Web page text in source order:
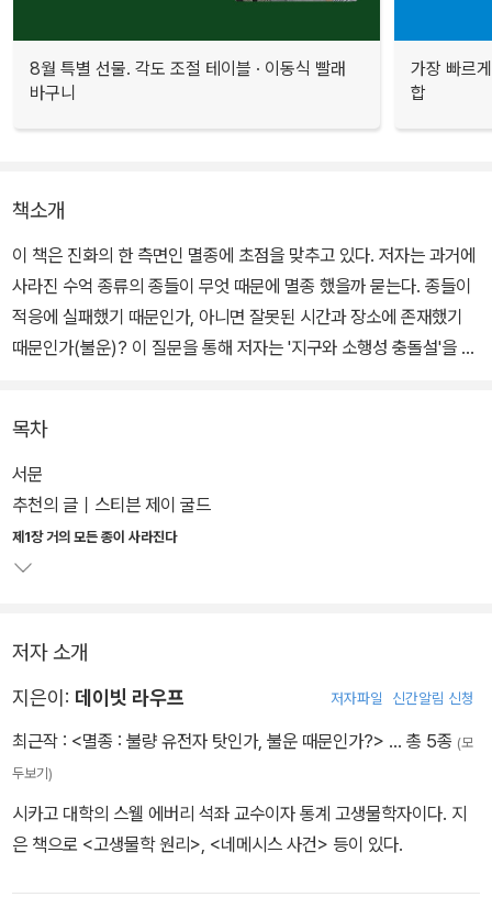
8월 특별 선물. 각도 조절 테이블 · 이동식 빨래
바구니
가장 빠르
합
책소개
이 책은 진화의 한 측면인 멸종에 초점을 맞추고 있다. 저자는 과거에
사라진 수억 종류의 종들이 무엇 때문에 멸종 했을까 묻는다. 종들이
적응에 실패했기 때문인가, 아니면 잘못된 시간과 장소에 존재했기
때문인가(불운)? 이 질문을 통해 저자는 '지구와 소행성 충돌설'을 소
고생물학자들은 지금까지 지구환경의 변화가 멸종을 야기했다고 설
명해왔다. 그러나 1980년대 '지구와 소행성의 충돌' 설이 제기되면서
멸종의 이유는 재고해 볼 문제가 되었다. 지은이는 대멸종부터 소규
모 멸절까지 모든 멸종은 다양한 규모의 충돌에 의해 생긴 것이라며
'지구와 소행성 충돌'설을 전폭 지원한다.
학계에서 고전으로 통하는 책이다.
목차
서문
추천의 글｜스티븐 제이 굴드
제1장 거의 모든 종이 사라진다
저자 소개
지은이: 데이빗 라우프 저자파일 신간알림 신청
최근작 : <멸종 : 불량 유전자 탓인가, 불운 때문인가?> … 총 5종 (모
두보기)
시카고 대학의 스웰 에버리 석좌 교수이자 통계 고생물학자이다. 지
은 책으로 <고생물학 원리>, <네메시스 사건> 등이 있다.